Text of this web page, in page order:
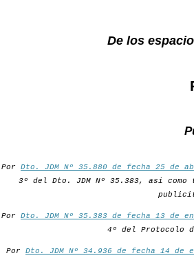
De los
Por Dto. JDM Nº 35.880 de fecha 25 de
3º del Dto. JDM Nº 35.383, asi como
Por Dto. JDM Nº 35.383 de fecha 13 de
4º del Protocolo
Por Dto. JDM Nº 34.936 de fecha 14 de